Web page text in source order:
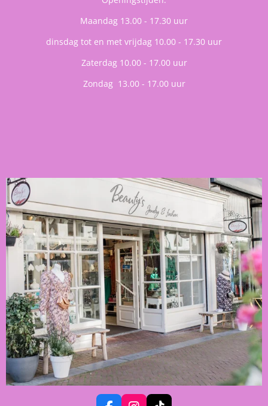
Maandag 13.00 - 17.30 uur
dinsdag tot en met vrijdag 10.00 - 17.30 uur
Zaterdag 10.00 - 17.00 uur
Zondag 13.00 - 17.00 uur